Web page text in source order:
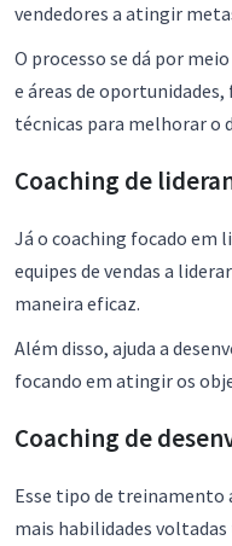
vendedores a atingir
O processo se dá por
e áreas de
técnicas para melhorar o
Coaching de
Já o coaching focado em
equipes de vendas a
maneira eficaz.
Além disso, ajuda a
focando em atingir os
Coaching de
Esse tipo de treinamento
mais habilidades